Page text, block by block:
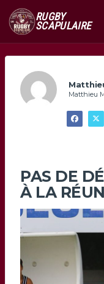
RUGBY
SCAPULAIRE
Matthieu
PAS DE
À LA